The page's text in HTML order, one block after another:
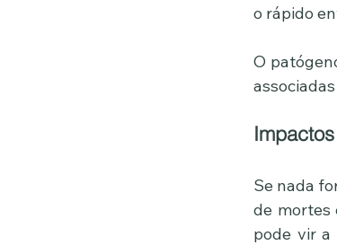
o rápido
O
Se nada
de mortes
pode vir a